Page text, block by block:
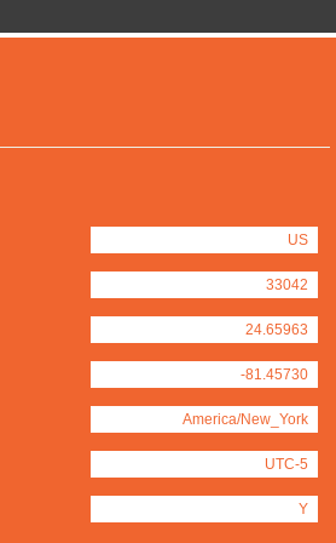
US
33042
24.65963
-81.45730
America/New_York
UTC-5
Y